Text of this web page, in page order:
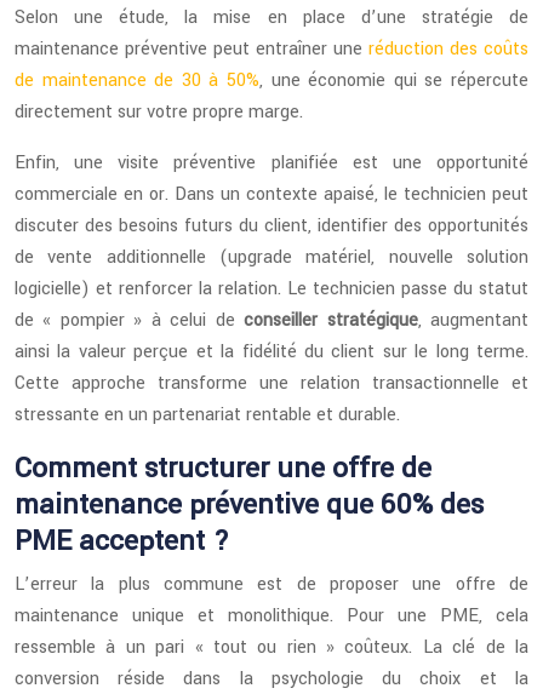
Selon une étude, la mise en place d’une stratégie de
maintenance préventive peut entraîner une réduction des coûts
de maintenance de 30 à 50%, une économie qui se répercute
directement sur votre propre marge.
Enfin, une visite préventive planifiée est une opportunité
commerciale en or. Dans un contexte apaisé, le technicien peut
discuter des besoins futurs du client, identifier des opportunités
de vente additionnelle (upgrade matériel, nouvelle solution
logicielle) et renforcer la relation. Le technicien passe du statut
de « pompier » à celui deconseiller stratégique, augmentant
ainsi la valeur perçue et la fidélité du client sur le long terme.
Cette approche transforme une relation transactionnelle et
stressante en un partenariat rentable et durable.
Comment structurer une offre de
maintenance préventive que 60% des
PME acceptent ?
L’erreur la plus commune est de proposer une offre de
maintenance unique et monolithique. Pour une PME, cela
ressemble à un pari « tout ou rien » coûteux. La clé de la
conversion réside dans la psychologie du choix et la